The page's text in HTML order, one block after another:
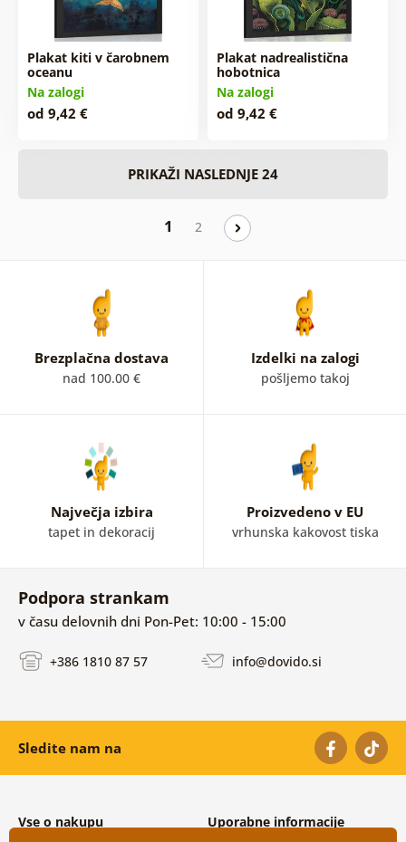
Plakat kiti v čarobnem
oceanu
Na zalogi
od 9,42 €
Plakat nadrealistična
hobotnica
Na zalogi
od 9,42 €
PRIKAŽI NASLEDNJE 24
1 2
Brezplačna dostava
nad 100.00 €
Izdelki na zalogi
pošljemo takoj
Največja izbira
tapet in dekoracij
Proizvedeno v EU
vrhunska kakovost tiska
Podpora strankam
v času delovnih dni Pon-Pet: 10:00 - 15:00
+386 1810 87 57 info@dovido.si
Sledite nam na
Vse o nakupu Uporabne informacije